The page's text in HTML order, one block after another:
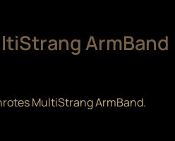
ArmBand
MultiStrang ArmBand.